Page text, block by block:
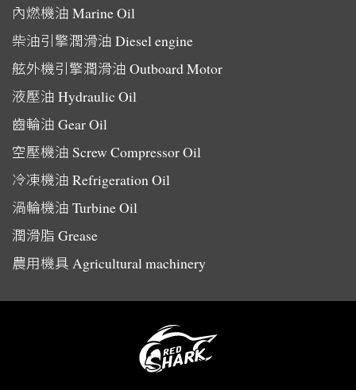
內燃機油 Marine Oil
柴油引擎潤滑油 Diesel engine
舷外機引擎潤滑油 Outboard Motor
液壓油 Hydraulic Oil
齒輪油 Gear Oil
空壓機油 Screw Compressor Oil
冷凍機油 Refrigeration Oil
渦輪機油 Turbine Oil
潤滑脂 Grease
農用機具 Agricultural machinery